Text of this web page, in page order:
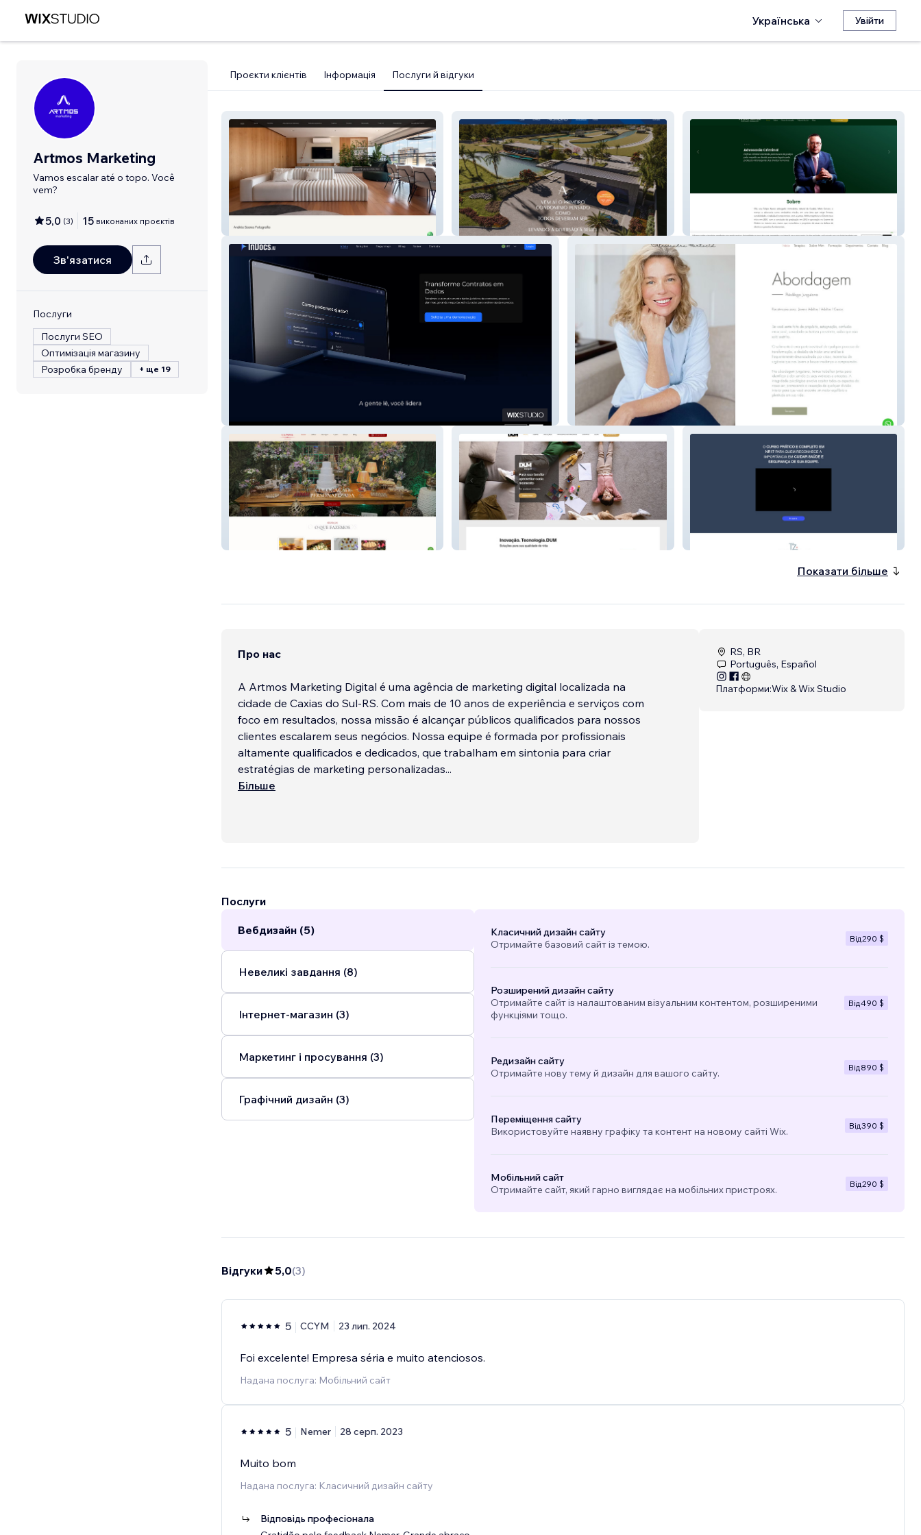
Українська Увійти
Artmos Marketing
Vamos escalar até o topo. Você
vem?
5,0 (3) 15 виконаних проєктів
Зв'язатися
Послуги
Послуги SEO
Оптимізація магазину
Розробка бренду
+ ще 19
Проєкти клієнтів Інформація Послуги й відгуки
Andrea Soares Allegro
Alessandra Hartveld
Fernanda Cunha Confeitaria
Показати більше
Про нас
A Artmos Marketing Digital é uma agência de marketing digital localizada na
cidade de Caxias do Sul-RS. Com mais de 10 anos de experiência e serviços com
foco em resultados, nossa missão é alcançar públicos qualificados para nossos
clientes escalarem seus negócios. Nossa equipe é formada por profissionais
altamente qualificados e dedicados, que trabalham em sintonia para criar
estratégias de marketing personalizadas...
Більше
RS, BR
Português, Español
Платформи:Wix & Wix Studio
Послуги
Вебдизайн (5)
Невеликі завдання (8)
Інтернет-магазин (3)
Маркетинг і просування (3)
Графічний дизайн (3)
Класичний дизайн сайту
Отримайте базовий сайт із темою.
Від290 $
Розширений дизайн сайту
Отримайте сайт із налаштованим візуальним контентом, розширеними
функціями тощо.
Від490 $
Редизайн сайту
Отримайте нову тему й дизайн для вашого сайту.
Від 890 $
Переміщення сайту
Використовуйте наявну графіку та контент на новому сайті Wix.
Від390 $
Мобільний сайт
Отримайте сайт, який гарно виглядає на мобільних пристроях.
Від290 $
Відгуки 5,0(3)
5 CCYM 23 лип. 2024
Foi excelente! Empresa séria e muito atenciosos.
Надана послуга: Мобільний сайт
5 Nemer 28 серп. 2023
Muito bom
Надана послуга: Класичний дизайн сайту
Відповідь професіонала